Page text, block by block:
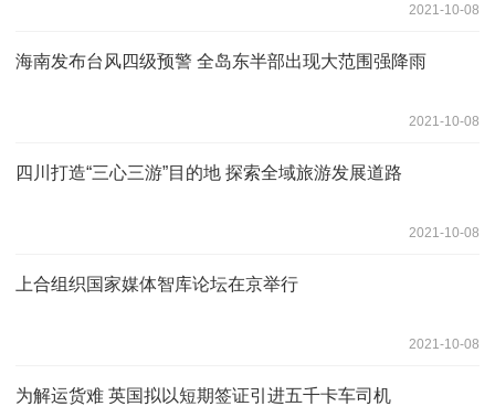
2021-10-08
海南发布台风四级预警 全岛东半部出现大范围强降雨
2021-10-08
四川打造“三心三游”目的地 探索全域旅游发展道路
2021-10-08
上合组织国家媒体智库论坛在京举行
2021-10-08
为解运货难 英国拟以短期签证引进五千卡车司机